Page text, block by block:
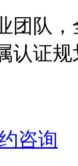
团队
认证
咨询